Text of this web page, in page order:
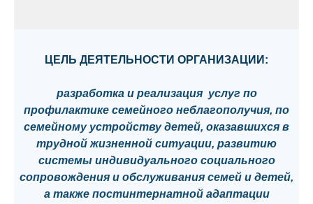
ЦЕЛЬ ДЕЯТЕЛЬНОСТИ ОРГАНИЗАЦИИ:
разработка и реализация услуг по
профилактике семейного неблагополучия, по
семейному устройству детей, оказавшихся в
трудной жизненной ситуации, развитию
системы индивидуального социального
сопровождения и обслуживания семей и детей,
а также постинтернатной адаптации